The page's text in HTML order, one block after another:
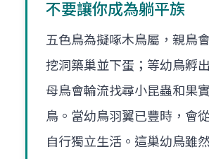
不要讓你成為躺平族
五色鳥為擬啄木鳥屬，親鳥
挖洞築巢並下蛋；等幼鳥孵
母鳥會輪流找尋小昆蟲和果
鳥。當幼鳥羽翼已豐時，會
自行獨立生活。這巢幼鳥雖